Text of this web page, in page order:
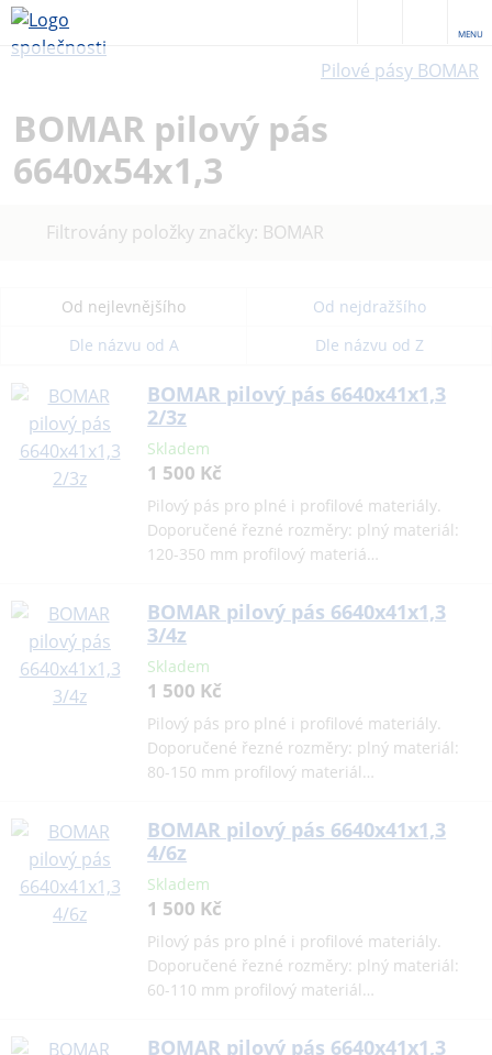
MENU
Pilové pásy BOMAR
BOMAR pilový pás
6640x54x1,3
Filtrovány položky značky: BOMAR
Od nejlevnějšího
Od nejdražšího
Dle názvu od A
Dle názvu od Z
BOMAR pilový pás 6640x41x1,3
2/3z
Skladem
1 500 Kč
Pilový pás pro plné i profilové materiály.
Doporučené řezné rozměry: plný materiál:
120-350 mm profilový materiá…
BOMAR pilový pás 6640x41x1,3
3/4z
Skladem
1 500 Kč
Pilový pás pro plné i profilové materiály.
Doporučené řezné rozměry: plný materiál:
80-150 mm profilový materiál…
BOMAR pilový pás 6640x41x1,3
4/6z
Skladem
1 500 Kč
Pilový pás pro plné i profilové materiály.
Doporučené řezné rozměry: plný materiál:
60-110 mm profilový materiál…
BOMAR pilový pás 6640x41x1,3